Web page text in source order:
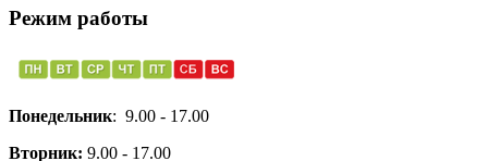
Режим работы
Понедельник: 9.00 - 17.00
Вторник: 9.00 - 17.00